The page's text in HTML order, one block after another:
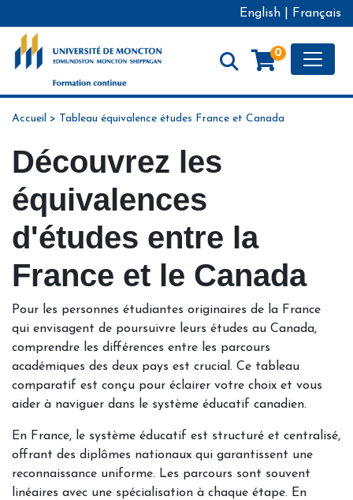
English Français
0
Formation continue - Université de Moncton
Accueil > Tableau équivalence études France et Canada
Découvrez les
équivalences
d'études entre la
France et le Canada
Pour les personnes étudiantes originaires de la France
qui envisagent de poursuivre leurs études au Canada,
comprendre les différences entre les parcours
académiques des deux pays est crucial. Ce tableau
comparatif est conçu pour éclairer votre choix et vous
aider à naviguer dans le système éducatif canadien.
En France, le système éducatif est structuré et centralisé,
offrant des diplômes nationaux qui garantissent une
reconnaissance uniforme. Les parcours sont souvent
linéaires avec une spécialisation à chaque étape. En